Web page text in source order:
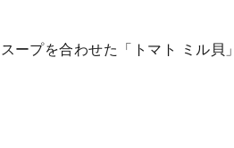
ープを合わせた「トマト ミル貝」